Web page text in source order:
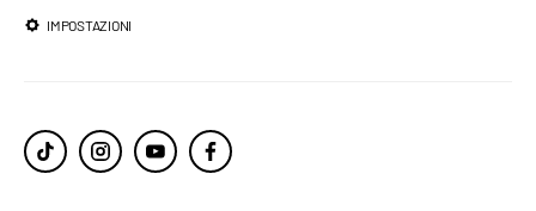
IMPOSTAZIONI